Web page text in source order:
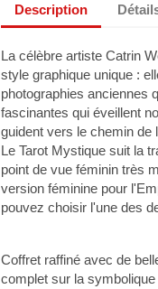
Description
La célèbre artiste Catrin
style graphique unique :
photographies anciennes
fascinantes qui éveillent
guident vers le chemin de
Le Tarot Mystique suit la
point de vue féminin très
version féminine pour
pouvez choisir l'une des
Coffret raffiné avec de
complet sur la